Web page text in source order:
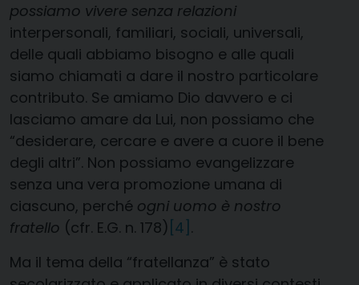
possiamo vivere senza relazioni
interpersonali, familiari, sociali, universali,
delle quali abbiamo bisogno e alle quali
siamo chiamati a dare il nostro particolare
contributo. Se amiamo Dio davvero e ci
lasciamo amare da Lui, non possiamo che
“desiderare, cercare e avere a cuore il bene
degli altri”. Non possiamo evangelizzare
senza una vera promozione umana di
ciascuno, perché ogni uomo è nostro
fratello (cfr. E.G. n. 178) [4] .
Ma il tema della “fratellanza” è stato